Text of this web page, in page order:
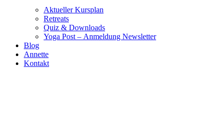
Aktueller Kursplan
Retreats
Quiz & Downloads
Yoga Post – Anmeldung Newsletter
Blog
Annette
Kontakt